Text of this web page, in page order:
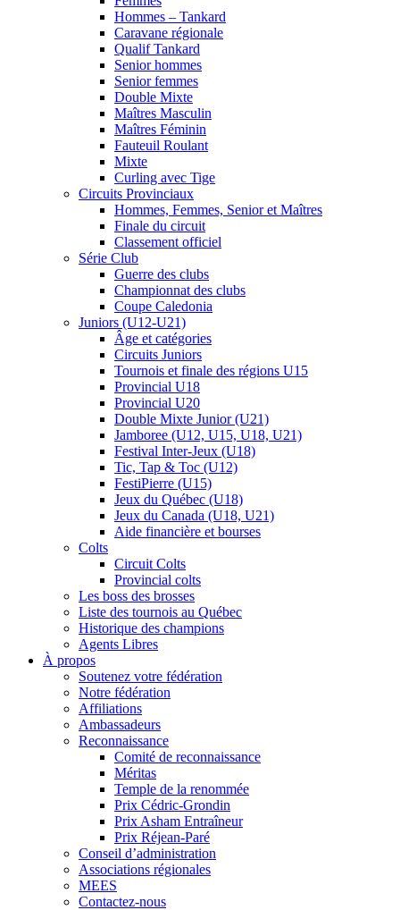
Hommes – Tankard
Caravane régionale
Qualif Tankard
Senior hommes
Senior femmes
Double Mixte
Maîtres Masculin
Maîtres Féminin
Fauteuil Roulant
Mixte
Curling avec Tige
Circuits Provinciaux
Hommes, Femmes, Senior et Maîtres
Finale du circuit
Classement officiel
Série Club
Guerre des clubs
Championnat des clubs
Coupe Caledonia
Juniors (U12-U21)
Âge et catégories
Circuits Juniors
Tournois et finale des régions U15
Provincial U18
Provincial U20
Double Mixte Junior (U21)
Jamboree (U12, U15, U18, U21)
Festival Inter-Jeux (U18)
Tic, Tap & Toc (U12)
FestiPierre (U15)
Jeux du Québec (U18)
Jeux du Canada (U18, U21)
Aide financière et bourses
Colts
Circuit Colts
Provincial colts
Les boss des brosses
Liste des tournois au Québec
Historique des champions
Agents Libres
À propos
Soutenez votre fédération
Notre fédération
Affiliations
Ambassadeurs
Reconnaissance
Comité de reconnaissance
Méritas
Temple de la renommée
Prix Cédric-Grondin
Prix Asham Entraîneur
Prix Réjean-Paré
Conseil d’administration
Associations régionales
MEES
Contactez-nous